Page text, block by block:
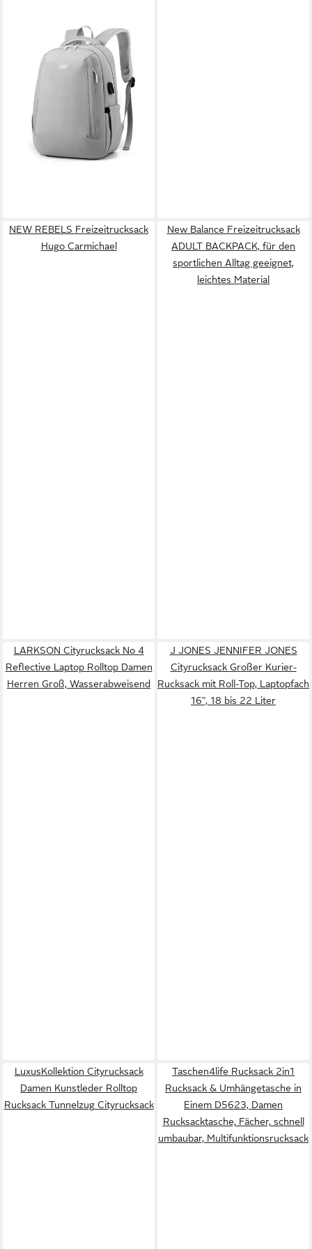
REBEL RUCKSACK
Tagesrucksack Scandi Grey
29,90 € 49,00 €
in 3-4 Werktagen bei dir
NEW REBELS Freizeitrucksack
Hugo Carmichael
New Balance Freizeitrucksack
ADULT BACKPACK, für den
sportlichen Alltag geeignet,
leichtes Material
LARKSON Cityrucksack No 4
Reflective Laptop Rolltop Damen
Herren Groß, Wasserabweisend
J JONES JENNIFER JONES
Cityrucksack Großer Kurier-
Rucksack mit Roll-Top, Laptopfach
16", 18 bis 22 Liter
LuxusKollektion Cityrucksack
Damen Kunstleder Rolltop
Rucksack Tunnelzug Cityrucksack
Taschen4life Rucksack 2in1
Rucksack & Umhängetasche in
Einem D5623, Damen
Rucksacktasche, Fächer, schnell
umbaubar, Multifunktionsrucksack